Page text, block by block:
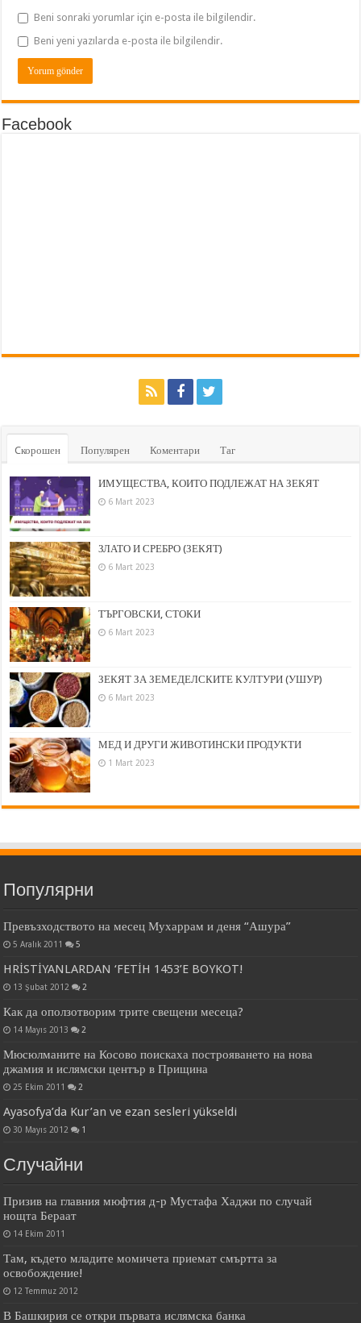
Beni sonraki yorumlar için e-posta ile bilgilendir.
Beni yeni yazılarda e-posta ile bilgilendir.
Facebook
Cкорошен Популярен Коментари Таг
ИМУЩЕСТВА, КОИТО ПОДЛЕЖАТ НА ЗЕКЯТ
6 Mart 2023
ЗЛАТО И СРЕБРО (ЗЕКЯТ)
6 Mart 2023
ТЪРГОВСКИ, СТОКИ
6 Mart 2023
ЗЕКЯТ ЗА ЗЕМЕДЕЛСКИТЕ КУЛТУРИ (УШУР)
6 Mart 2023
МЕД И ДРУГИ ЖИВОТИНСКИ ПРОДУКТИ
1 Mart 2023
Популярни
Превъзходството на месец Мухаррам и деня “Ашура”
5 Aralık 2011 5
HRİSTİYANLARDAN ‘FETİH 1453’E BOYKOT!
13 Şubat 2012 2
Как да оползотворим трите свещени месеца?
14 Mayıs 2013 2
Мюсюлманите на Косово поискаха построяването на нова
джамия и ислямски център в Прищина
25 Ekim 2011 2
Ayasofya’da Kur’an ve ezan sesleri yükseldi
30 Mayıs 2012 1
Случайни
Призив на главния мюфтия д-р Мустафа Хаджи по случай
нощта Бераат
14 Ekim 2011
Там, където младите момичета приемат смъртта за
освобождение!
12 Temmuz 2012
В Башкирия се откри първата ислямска банка